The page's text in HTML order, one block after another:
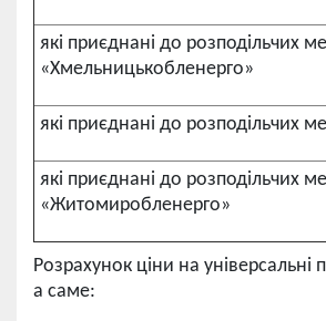
які приєднані до розподільчих
«Хмельницькобленерго»
які приєднані до розподільчих
які приєднані до розподільчих
«Житомиробленерго»
Розрахунок ціни на
а саме: